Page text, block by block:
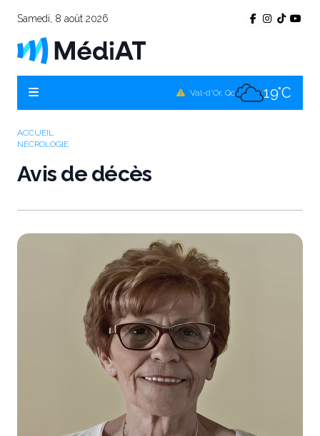
Samedi, 8 août 2026
Val-d'Or, Qc 19°C
ACCUEIL
NÉCROLOGIE
Avis de décès